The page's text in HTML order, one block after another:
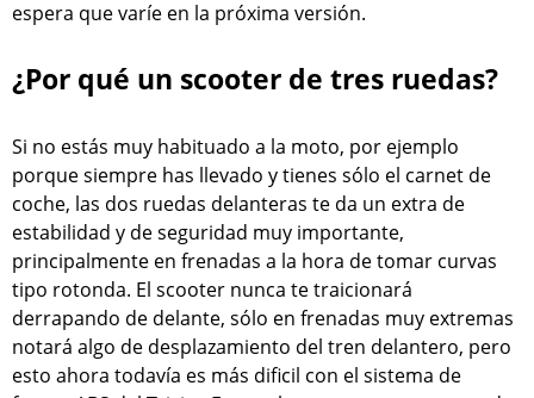
espera que varíe en la próxima versión.
¿Por qué un scooter de tres ruedas?
Si no estás muy habituado a la moto, por ejemplo
porque siempre has llevado y tienes sólo el carnet de
coche, las dos ruedas delanteras te da un extra de
estabilidad y de seguridad muy importante,
principalmente en frenadas a la hora de tomar curvas
tipo rotonda. El scooter nunca te traicionará
derrapando de delante, sólo en frenadas muy extremas
notará algo de desplazamiento del tren delantero, pero
esto ahora todavía es más dificil con el sistema de